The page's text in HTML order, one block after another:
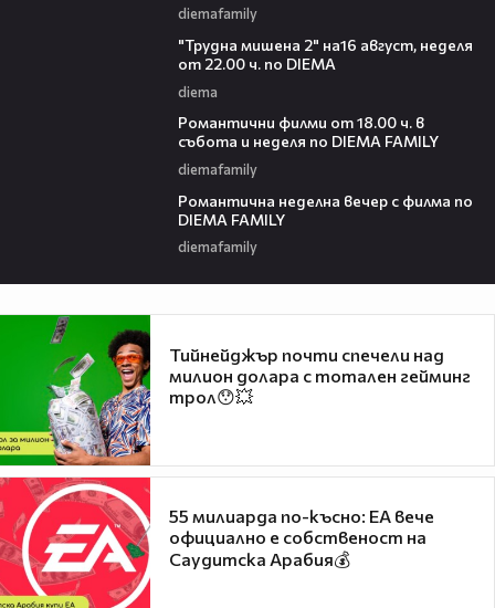
diemafamily
"Трудна мишена 2" на16 август, неделя
от 22.00 ч. по DIEMA
diema
Романтични филми от 18.00 ч. в
събота и неделя по DIEMA FAMILY
diemafamily
Романтичнa неделна вечер с филма по
DIEMA FAMILY
diemafamily
Тийнейджър почти спечели над
милион долара с тотален гейминг
трол😯💥
55 милиарда по-късно: EA вече
официално е собственост на
Саудитска Арабия💰